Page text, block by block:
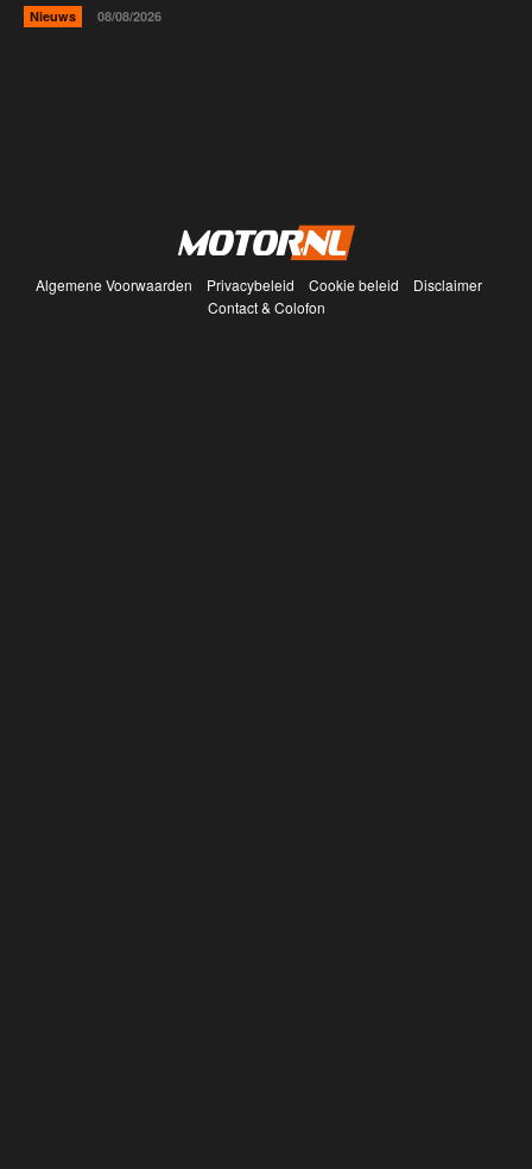
Nieuws 08/08/2026
Algemene Voorwaarden Privacybeleid Cookie beleid
Disclaimer
Contact & Colofon